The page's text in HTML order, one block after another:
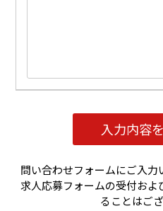
問い合わせフォームにご入
求人応募フォームの受付お
ることはご